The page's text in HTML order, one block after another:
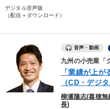
デジタル音声版
（配信＋ダウンロード）
音声・動画
九州の小売業「
「業績が上
（CD・デジ
柳瀬隆志(嘉穂
長)